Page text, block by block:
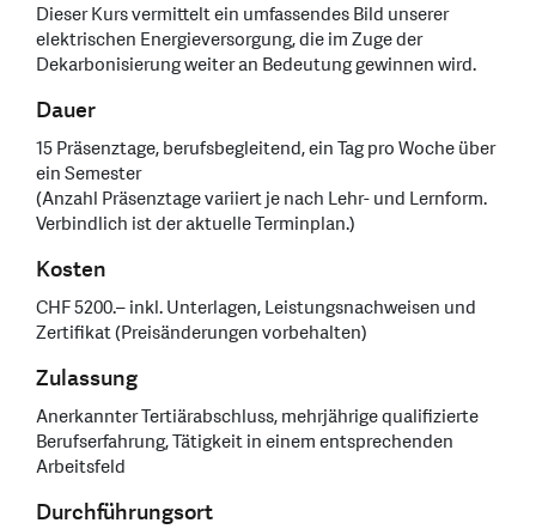
Dieser Kurs vermittelt ein umfassendes Bild unserer
elektrischen Energieversorgung, die im Zuge der
Dekarbonisierung weiter an Bedeutung gewinnen wird.
Dauer
15 Präsenztage, berufsbegleitend, ein Tag pro Woche über
ein Semester
(Anzahl Präsenztage variiert je nach Lehr- und Lernform.
Verbindlich ist der aktuelle Terminplan.)
Kosten
CHF 5200.– inkl. Unterlagen, Leistungsnachweisen und
Zertifikat (Preisänderungen vorbehalten)
Zulassung
Anerkannter Tertiärabschluss, mehrjährige qualifizierte
Berufserfahrung, Tätigkeit in einem entsprechenden
Arbeitsfeld
Durchführungsort